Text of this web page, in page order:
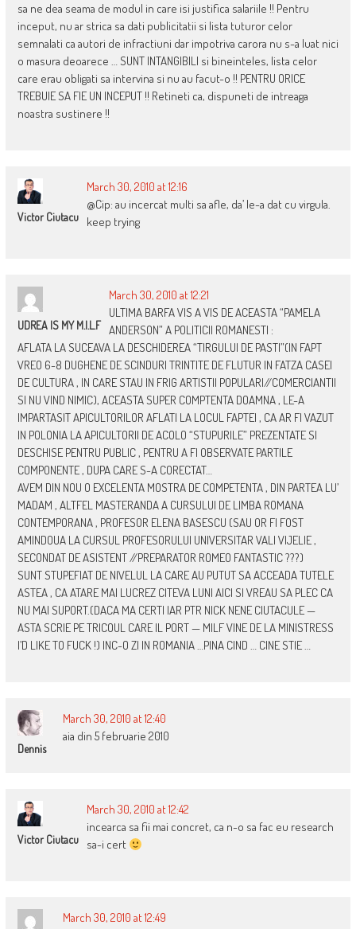
sa ne dea seama de modul in care isi justifica salariile !! Pentru
inceput, nu ar strica sa dati publicitatii si lista tuturor celor
semnalati ca autori de infractiuni dar impotriva carora nu s-a luat nici
o masura deoarece … SUNT INTANGIBILI si bineinteles, lista celor
care erau obligati sa intervina si nu au facut-o !! PENTRU ORICE
TREBUIE SA FIE UN INCEPUT !! Retineti ca, dispuneti de intreaga
noastra sustinere !!
Victor Ciutacu
March 30, 2010 at 12:16
@Cip: au incercat multi sa afle, da’ le-a dat cu virgula.
keep trying
UDREA IS MY M.I.L.F
March 30, 2010 at 12:21
ULTIMA BARFA VIS A VIS DE ACEASTA “PAMELA
ANDERSON” A POLITICII ROMANESTI :
AFLATA LA SUCEAVA LA DESCHIDEREA “TIRGULUI DE PASTI”(IN FAPT
VREO 6-8 DUGHENE DE SCINDURI TRINTITE DE FLUTUR IN FATZA CASEI
DE CULTURA , IN CARE STAU IN FRIG ARTISTII POPULARI//COMERCIANTII
SI NU VIND NIMIC), ACEASTA SUPER COMPTENTA DOAMNA , LE-A
IMPARTASIT APICULTORILOR AFLATI LA LOCUL FAPTEI , CA AR FI VAZUT
IN POLONIA LA APICULTORII DE ACOLO “STUPURILE” PREZENTATE SI
DESCHISE PENTRU PUBLIC , PENTRU A FI OBSERVATE PARTILE
COMPONENTE , DUPA CARE S-A CORECTAT…
AVEM DIN NOU O EXCELENTA MOSTRA DE COMPETENTA , DIN PARTEA LU’
MADAM , ALTFEL MASTERANDA A CURSULUI DE LIMBA ROMANA
CONTEMPORANA , PROFESOR ELENA BASESCU (SAU OR FI FOST
AMINDOUA LA CURSUL PROFESORULUI UNIVERSITAR VALI VIJELIE ,
SECONDAT DE ASISTENT //PREPARATOR ROMEO FANTASTIC ???)
SUNT STUPEFIAT DE NIVELUL LA CARE AU PUTUT SA ACCEADA TUTELE
ASTEA , CA ATARE MAI LUCREZ CITEVA LUNI AICI SI VREAU SA PLEC CA
NU MAI SUPORT.(DACA MA CERTI IAR PTR NICK NENE CIUTACULE —
ASTA SCRIE PE TRICOUL CARE IL PORT — MILF VINE DE LA MINISTRESS
I’D LIKE TO FUCK !) INC-O ZI IN ROMANIA …PINA CIND … CINE STIE …
Dennis
March 30, 2010 at 12:40
aia din 5 februarie 2010
Victor Ciutacu
March 30, 2010 at 12:42
incearca sa fii mai concret, ca n-o sa fac eu research
sa-i cert
March 30, 2010 at 12:49